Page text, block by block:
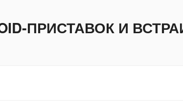
ПРИСТАВОК И